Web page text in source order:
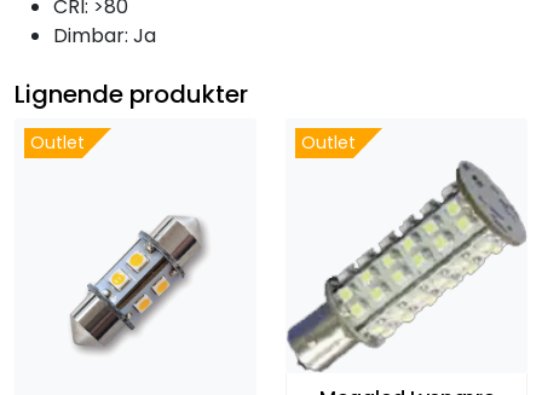
CRI: >80
Dimbar: Ja
Lignende produkter
Outlet Outlet